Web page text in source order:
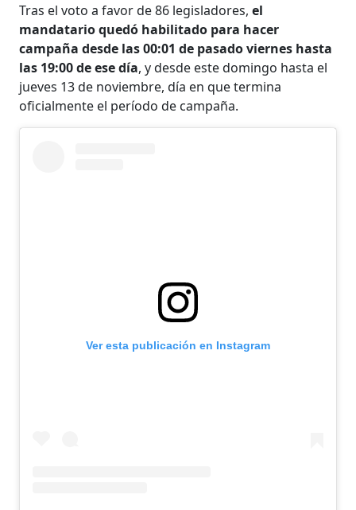
Tras el voto a favor de 86 legisladores,el
mandatario quedó habilitado para hacer
campaña desde las 00:01 de pasado viernes hasta
las 19:00 de ese día, y desde este domingo hasta el
jueves 13 de noviembre, día en que termina
oficialmente el período de campaña.
Ver esta publicación en Instagram